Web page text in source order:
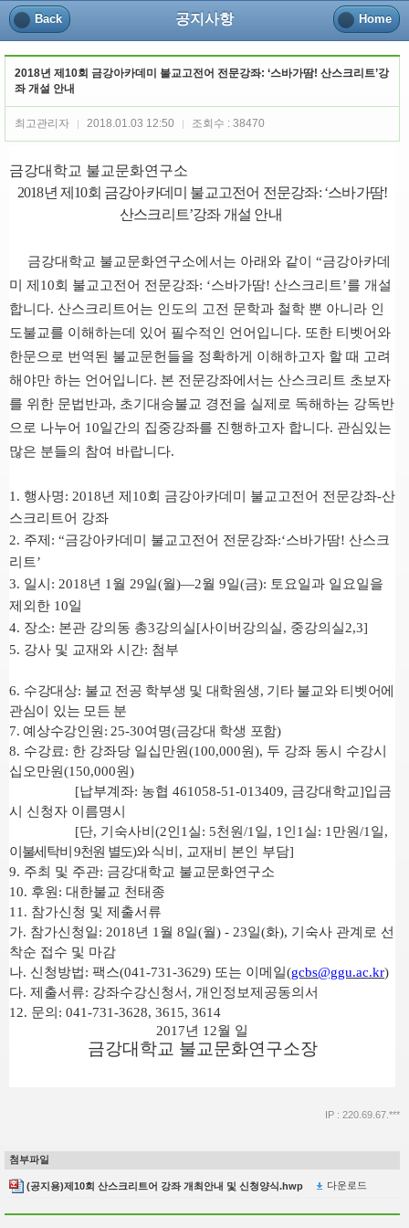
Back 공지사항 Home
2018년 제10회 금강아카데미 불교고전어 전문강좌: ‘스바가땀! 산스크리트’강
좌 개설 안내
최고관리자 2018.01.03 12:50 조회수 : 38470
금강대학교 불교문화연구소
2018년 제 10회 금강아카데미 불교고전어 전문강좌: ‘스바가땀!
산스크리트’강좌 개설 안내
금강대학교 불교문화연구소에서는 아래와 같이 “금강아카데
미 제 10회 불교고전어 전문강좌: ‘스바가땀! 산스크리트’를 개설
합니다. 산스크리트어는 인도의 고전 문학과 철학 뿐 아니라 인
도불교를 이해하는데 있어 필수적인 언어입니다. 또한 티벳어와
한문으로 번역된 불교문헌들을 정확하게 이해하고자 할 때 고려
해야만 하는 언어입니다. 본 전문강좌에서는 산스크리트 초보자
를 위한 문법반과, 초기대승불교 경전을 실제로 독해하는 강독반
으로 나누어 10일간의 집중강좌를 진행하고자 합니다. 관심있는
많은 분들의 참여 바랍니다.
1. 행사명: 2018년 제10회 금강아카데미 불교고전어 전문강좌-산
스크리트어 강좌
2. 주제: “금강아카데미 불교고전어 전문강좌:‘스바가땀! 산스크
리트’
3. 일시: 2018년 1월 29일(월)―2월 9일(금): 토요일과 일요일을
제외한 10일
4. 장소: 본관 강의동 총3강의실[사이버강의실, 중강의실2,3]
5. 강사 및 교재와 시간: 첨부
6. 수강대상: 불교 전공 학부생 및 대학원생, 기타 불교와 티벳어에
관심이 있는 모든 분
7. 예상수강인원:25-30여명(금강대 학생 포함)
8. 수강료: 한 강좌당 일십만원(100,000원), 두 강좌 동시 수강시
십오만원(150,000원)
[납부계좌: 농협 461058-51-013409, 금강대학교]입금
시 신청자 이름명시
[단, 기숙사비 (2인1실: 5천원/1일, 1인1실: 1만원/1일,
이불세탁비 9천원 별도)와 식비 , 교재비 본인 부담]
9. 주최 및 주관: 금강대학교 불교문화연구소
10. 후원: 대한불교 천태종
11. 참가신청 및 제출서류
가. 참가신청일: 2018년 1월 8일(월) - 23일(화), 기숙사 관계로 선
착순 접수 및 마감
나. 신청방법: 팩스(041-731-3629) 또는 이메일(gcbs@ggu.ac.kr)
다. 제출서류: 강좌수강신청서 , 개인정보제공동의서
12. 문의 : 041-731-3628, 3615, 3614
2017년 12월 일
금강대학교 불교문화연구소장
IP : 220.69.67.***
첨부파일
(공지용)제10회 산스크리트어 강좌 개최안내 및 신청양식.hwp 다운로드